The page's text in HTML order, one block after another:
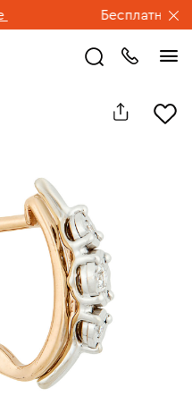
Бесплатная